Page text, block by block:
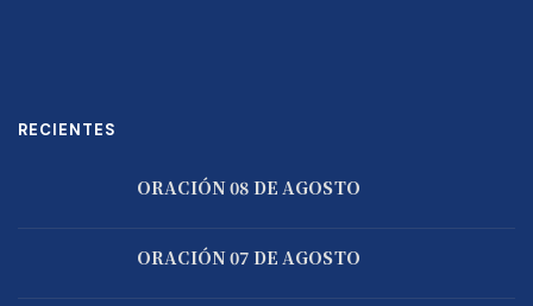
RECIENTES
ORACIÓN 08 DE AGOSTO
ORACIÓN 07 DE AGOSTO